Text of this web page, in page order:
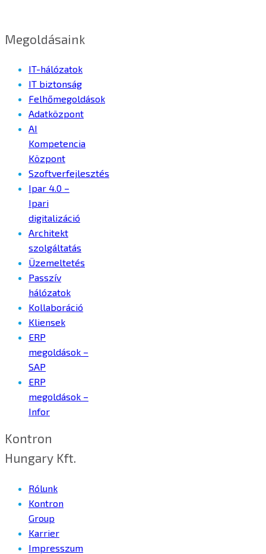
Megoldásaink
IT-hálózatok
IT biztonság
Felhőmegoldások
Adatközpont
AI
Kompetencia
Központ
Szoftverfejlesztés
Ipar 4.0 –
Ipari
digitalizáció
Architekt
szolgáltatás
Üzemeltetés
Passzív
hálózatok
Kollaboráció
Kliensek
ERP
megoldások –
SAP
ERP
megoldások –
Infor
Kontron
Hungary Kft.
Rólunk
Kontron
Group
Karrier
Impresszum